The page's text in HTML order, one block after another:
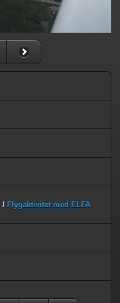
/ Flygaktivitet med ELFA